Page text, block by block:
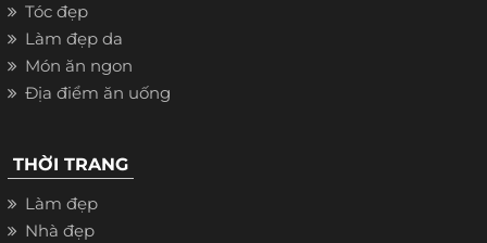
Tóc đẹp
Làm đẹp da
Món ăn ngon
Địa điểm ăn uống
THỜI TRANG
Làm đẹp
Nhà đẹp